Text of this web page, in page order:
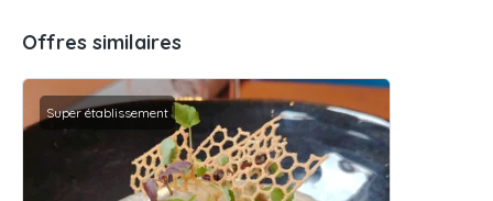
Offres similaires
Super établissement